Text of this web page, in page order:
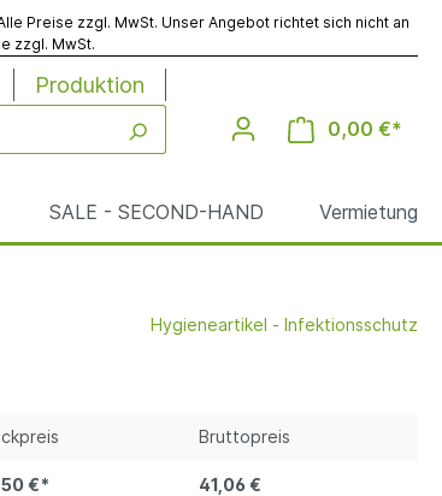
Preise zzgl. MwSt. Unser Angebot richtet sich nicht an
zzgl. MwSt.
Produktion
0,00 €*
SALE - SECOND-HAND Vermietung
Hygieneartikel - Infektionsschutz
Bruttopreis
€* 41,06 €